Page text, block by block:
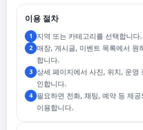
서비스를 경험하실 수 있습니다. 마지막으로 부
이용하시기 전에, 아래 주의사항을 상세히 확인하
기 바랍니다. 부경샵 서비스에 대한 높은 수요를 감안하여, 이용 요건을 간
소화하여 필수적인 사항으로 명시했습니다. 이 가
비스 이용 중 문제가 발생하지 않을 것입니다. 특
인해 만취 상태에서는 서비스 이용에 제한을 두고
러한 상태에서는 다음 기회에 이용해 주시길 부탁드립니다. 서
원활한 의사소통이 이루어질 수 있도록, 저희와의
합니다. 이에 공중전화 사용이나 발신 번호 표시
고 있습니다. 또한, 자주 발생하는 예약 취소나 무
우, 향후 서비스 예약에 제약이 생길 수 있음을 알
으로 사용하며, 합리적인 가격으로 부경샵만의 특
춤형 서비스를 즐길 수 있습니다.출장마사지는
https://bkshop.kr/더욱 새로워진 출장마사지 뉴
https://newbkshop.com/출장마사지 부경샵앱
https://play.google.com/store/apps/details?
이용 절차
1 지역 또는 카테고리를 선택합니다.
2 매장, 게시글, 이벤트 목록에서 원
합니다.
3 상세 페이지에서 사진, 위치, 운영
인합니다.
4 필요하면 전화, 채팅, 예약 등 제
이용합니다.